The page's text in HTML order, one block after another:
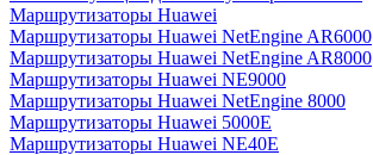
Маршрутизаторы Huawei
Маршрутизаторы Huawei NetEngine AR6000
Маршрутизаторы Huawei NetEngine AR8000
Маршрутизаторы Huawei NE9000
Маршрутизаторы Huawei NetEngine 8000
Маршрутизаторы Huawei 5000E
Маршрутизаторы Huawei NE40E